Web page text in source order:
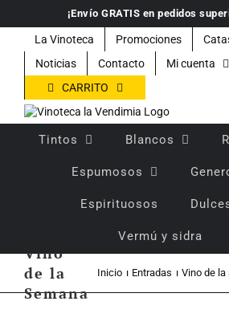
contenido
¡Envío GRATIS en pedidos
La Vinoteca Promociones
Noticias
Contacto
Mi cuenta
CARRITO
Tintos Blancos
Espumosos
Espirituosos
Vermú y sidra
Vino
de la
Semana
Inicio Entradas Vino de